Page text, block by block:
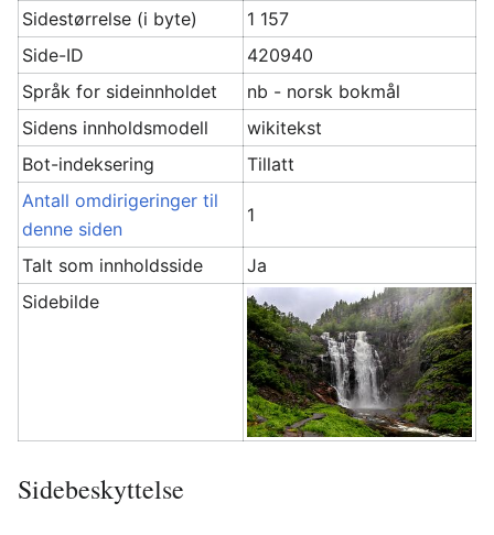
Sidestørrelse (i byte)
1 157
Side-ID
420940
Språk for sideinnholdet
nb - norsk bokmål
Sidens innholdsmodell
wikitekst
Bot-indeksering
Tillatt
Antall omdirigeringer til
denne siden
1
Talt som innholdsside
Ja
Sidebilde
Sidebeskyttelse